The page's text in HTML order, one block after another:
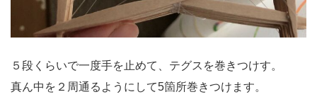
５段くらいで一度手を止めて、テグスを巻きつけす。
真ん中を２周通るようにして5箇所巻きつけます。